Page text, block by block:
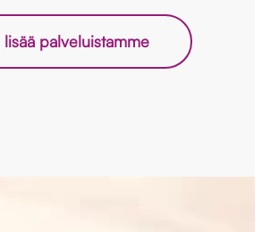
lisää palveluistamme